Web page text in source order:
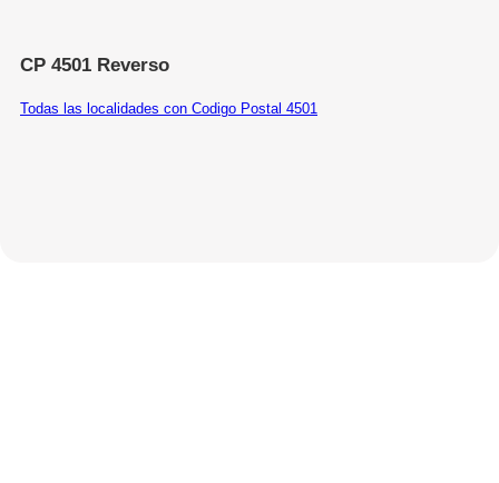
CP 4501 Reverso
Todas las localidades con Codigo Postal 4501